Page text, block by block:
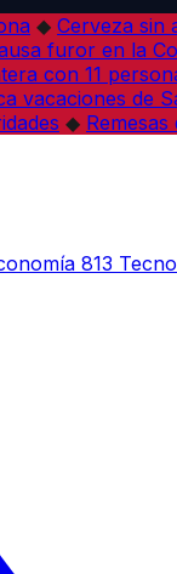
◆ Cerveza sin
furor en la
con 11
vacaciones de
◆
813